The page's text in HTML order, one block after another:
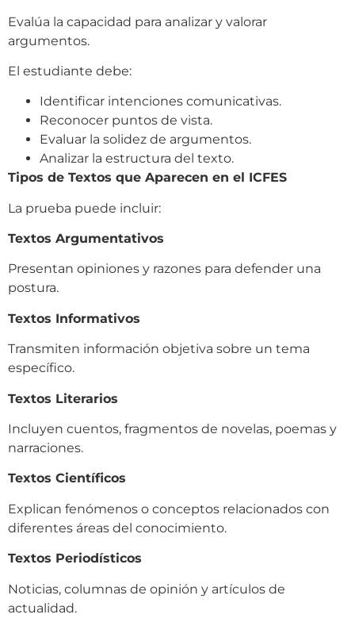
Evalúa la capacidad para analizar y valorar
argumentos.
El estudiante debe:
Identificar intenciones comunicativas.
Reconocer puntos de vista.
Evaluar la solidez de argumentos.
Analizar la estructura del texto.
Tipos de Textos que Aparecen en el ICFES
La prueba puede incluir:
Textos Argumentativos
Presentan opiniones y razones para defender una
postura.
Textos Informativos
Transmiten información objetiva sobre un tema
específico.
Textos Literarios
Incluyen cuentos, fragmentos de novelas, poemas y
narraciones.
Textos Científicos
Explican fenómenos o conceptos relacionados con
diferentes áreas del conocimiento.
Textos Periodísticos
Noticias, columnas de opinión y artículos de
actualidad.